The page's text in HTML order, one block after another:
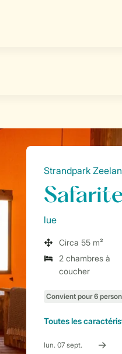
Strandpark
lue
Circa 55 m²
2 chambres à
coucher
Toutesles